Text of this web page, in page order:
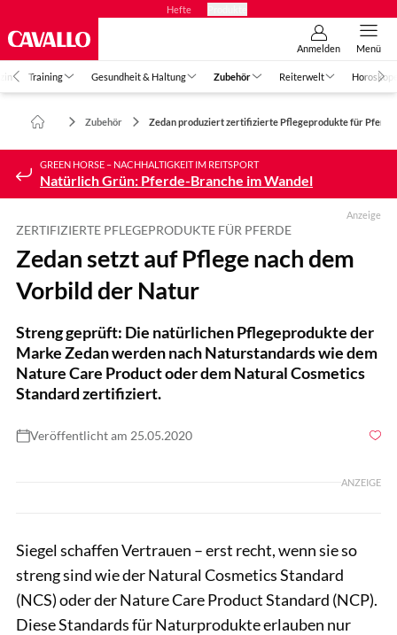
Hefte
Anmelden Menü
Training Gesundheit & Haltung Zubehör Reiterwelt
Zubehör Zedan produziert zertifizierte Pflegeprodukte für Pferde
GREEN HORSE – NACHHALTIGKEIT IM REITSPORT
Natürlich Grün: Pferde-Branche im Wandel
Anzeige
ZERTIFIZIERTE PFLEGEPRODUKTE FÜR PFERDE
Zedan setzt auf Pflege nach dem
Vorbild der Natur
Streng geprüft: Die natürlichen Pflegeprodukte der
Marke Zedan werden nach Naturstandards wie dem
Nature Care Product oder dem Natural Cosmetics
Standard zertifiziert.
Veröffentlicht am 25.05.2020
ANZEIGE
Siegel schaffen Vertrauen – erst recht, wenn sie so
streng sind wie der Natural Cosmetics Standard
(NCS) oder der Nature Care Product Standard (NCP).
Diese Standards für Naturprodukte erlauben nur